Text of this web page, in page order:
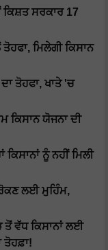
ਕਿਸ਼ਤ ਸਰਕਾਰ 17
ਮਿਲੇਗੀ ਕਿਸਾਨ
ਤੋਹਫਾ, ਖਾਤੇ 'ਚ
ਕਿਸਾਨ ਯੋਜਨਾ ਦੀ
ਨੂੰ ਨਹੀਂ ਮਿਲੀ
ਲਈ ਮੁਹਿੰਮ,
ਤੋਂ ਵੱਧ ਕਿਸਾਨਾਂ ਲਈ
ਤੋਹਫ਼ਾ!